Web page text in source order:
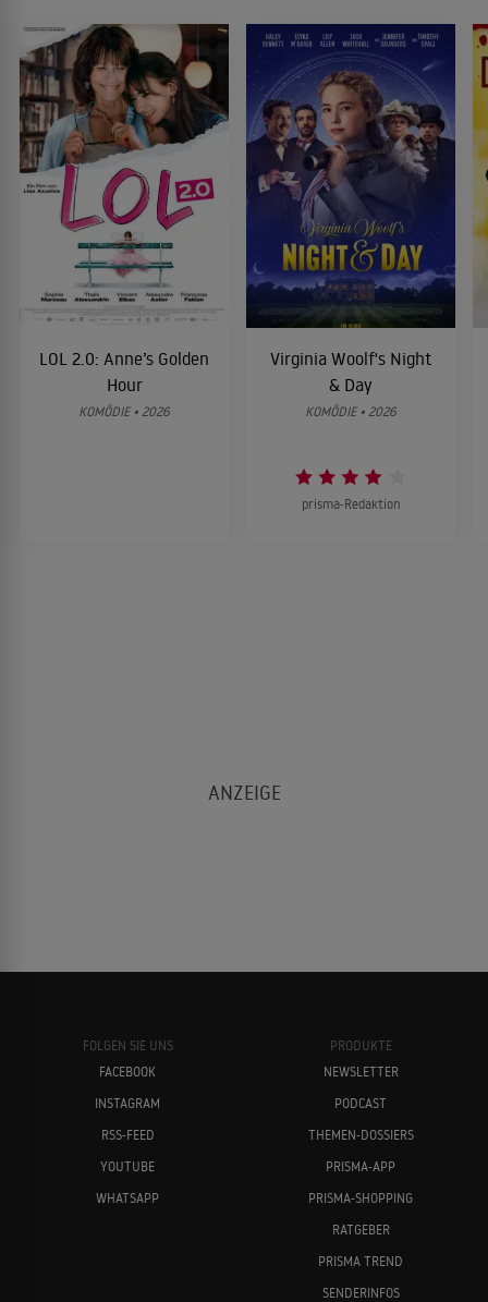
LOL 2.0: Anne’s Golden
Hour
KOMÖDIE • 2026
Virginia Woolf's Night
& Day
KOMÖDIE • 2026
prisma-Redaktion
FOLGEN SIE UNS
FACEBOOK
INSTAGRAM
RSS-FEED
YOUTUBE
WHATSAPP
PRODUKTE
NEWSLETTER
PODCAST
THEMEN-DOSSIERS
PRISMA-APP
PRISMA-SHOPPING
RATGEBER
PRISMA TREND
SENDERINFOS